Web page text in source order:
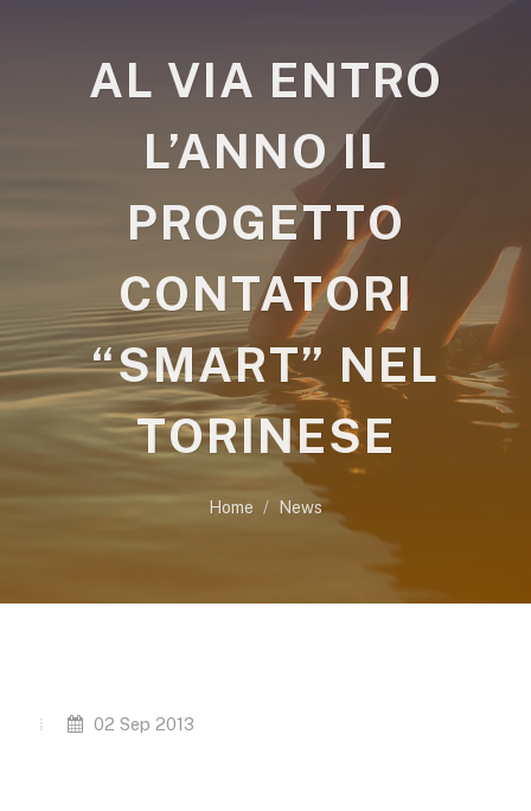
AL VIA ENTRO
L’ANNO IL
PROGETTO
CONTATORI
“SMART” NEL
TORINESE
Home News
02 Sep 2013